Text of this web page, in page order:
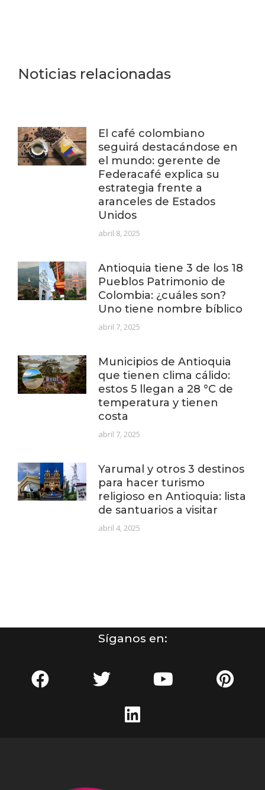
Noticias relacionadas
El café colombiano
seguirá destacándose en
el mundo: gerente de
Federacafé explica su
estrategia frente a
aranceles de Estados
Unidos
abril 8, 2025
Antioquia tiene 3 de los 18
Pueblos Patrimonio de
Colombia: ¿cuáles son?
Uno tiene nombre bíblico
abril 7, 2025
Municipios de Antioquia
que tienen clima cálido:
estos 5 llegan a 28 °C de
temperatura y tienen
costa
abril 7, 2025
Yarumal y otros 3 destinos
para hacer turismo
religioso en Antioquia: lista
de santuarios a visitar
abril 4, 2025
Síganos en: